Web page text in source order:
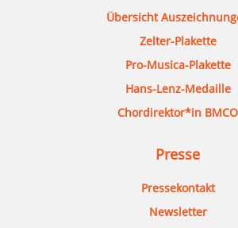
Übersicht
Zelter-Plakette
Pro-Musica-Plakette
Hans-Lenz-Medaille
Chordirektor*in BMCO
Presse
Pressekontakt
Newsletter